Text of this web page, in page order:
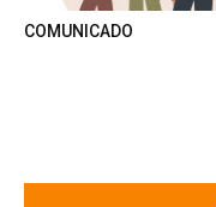
COMUNICADO